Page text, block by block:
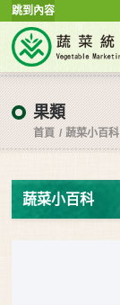
跳到內容
果類
首頁 蔬菜小百科
蔬菜小百科